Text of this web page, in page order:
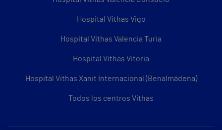
Hospital Vithas Vigo
Hospital Vithas Valencia Turia
Hospital Vithas Vitoria
Hospital Vithas Xanit Internacional (Benalmádena)
Todos los centros Vithas